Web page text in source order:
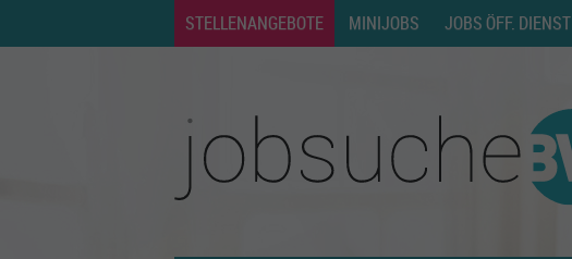
STELLENANGEBOTE MINIJOBS JOBS ÖFF. DIENST